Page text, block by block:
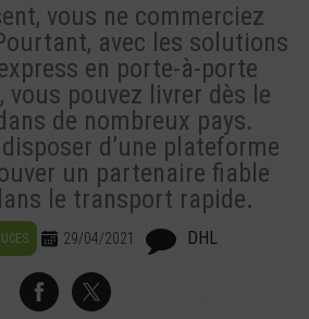
vous ne commerciez
avec les solutions
en porte-à-porte
vous pouvez livrer dès le
de nombreux pays.
d’une plateforme
un partenaire fiable
le transport rapide.
29/04/2021 DHL